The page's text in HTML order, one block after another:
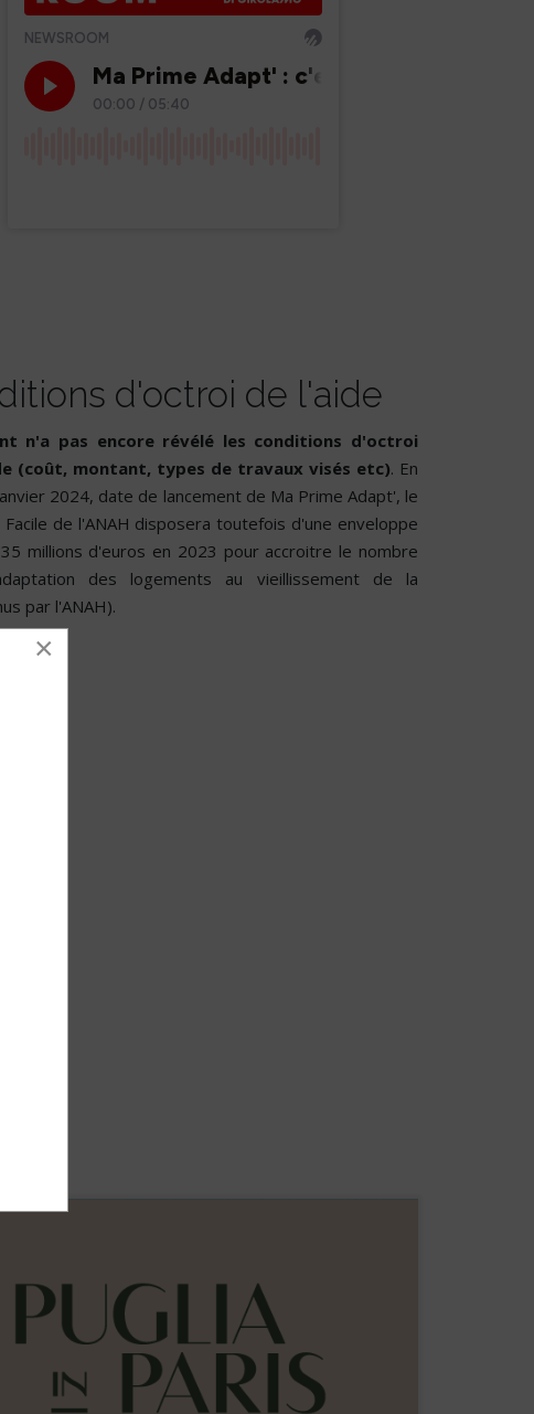
d'octroi de l'aide
n'a pas encore révélé les conditions d'octroi
(coût, montant, types de travaux visés etc). En
2024, date de lancement de Ma Prime Adapt', le
de l'ANAH disposera toutefois d'une enveloppe
millions d'euros en 2023 pour accroitre le nombre
des logements au vieillissement de la
par l'ANAH).
×